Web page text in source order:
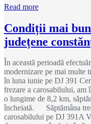
Read more
Condiții mai
județene
În această perioadă
modernizare pe mai
în luna iunie pe DJ 391
frezare a carosabilului, am
o lungime de 8,2 km,
încheiată. Săptămâna
carosabilului pe DJ 391A